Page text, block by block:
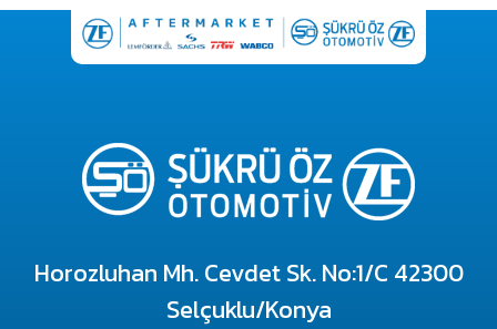
Horozluhan Mh. Cevdet Sk. No:1/C 42300
Selçuklu/Konya